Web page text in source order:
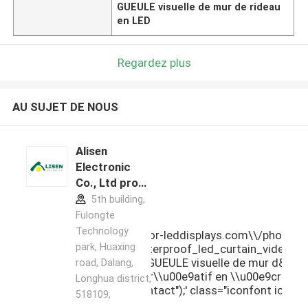
GUEULE visuelle de mur de rideau
en LED
Regardez plus
AU SUJET DE NOUS
Alisen
Electronic
Co., Ltd profil
du fabricant
5th building,
Fulongte
Technology
park, Huaxing
road, Dalang,
Longhua district,
518109,
\\/img.fullcolor-leddisplays.com\\/photo\\/
par votre GUEULE visuelle de mur
rideau imperm\\u00e9able cr\\u00e9atif en \\u00e9cran
class="iconfont